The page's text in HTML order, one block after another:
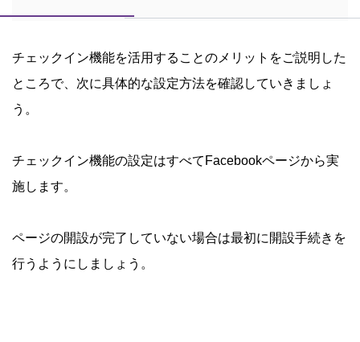
チェックイン機能を活用することのメリットをご説明した
ところで、次に具体的な設定方法を確認していきましょ
う。
チェックイン機能の設定はすべてFacebookページから実
施します。
ページの開設が完了していない場合は最初に開設手続きを
行うようにしましょう。